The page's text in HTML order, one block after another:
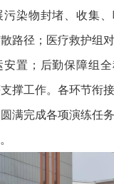
染物封堵、收集
路径；医疗救护组
安置；后勤保障组
撑工作。各环节衔
满完成各项演练任